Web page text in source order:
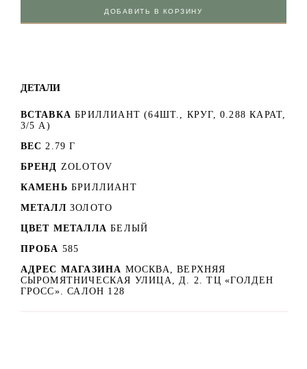
ДОБАВИТЬ В КОРЗИНУ
ДЕТАЛИ
ВСТАВКА БРИЛЛИАНТ (64ШТ., КРУГ, 0.288 КАРАТ,
3/5 А)
ВЕС 2.79 Г
БРЕНД ZOLOTOV
КАМЕНЬ БРИЛЛИАНТ
МЕТАЛЛ ЗОЛОТО
ЦВЕТ МЕТАЛЛА БЕЛЫЙ
ПРОБА 585
АДРЕС МАГАЗИНА МОСКВА, ВЕРХНЯЯ
СЫРОМЯТНИЧЕСКАЯ УЛИЦА, Д. 2. ТЦ «ГОЛДЕН
ГРОСС». САЛОН 128